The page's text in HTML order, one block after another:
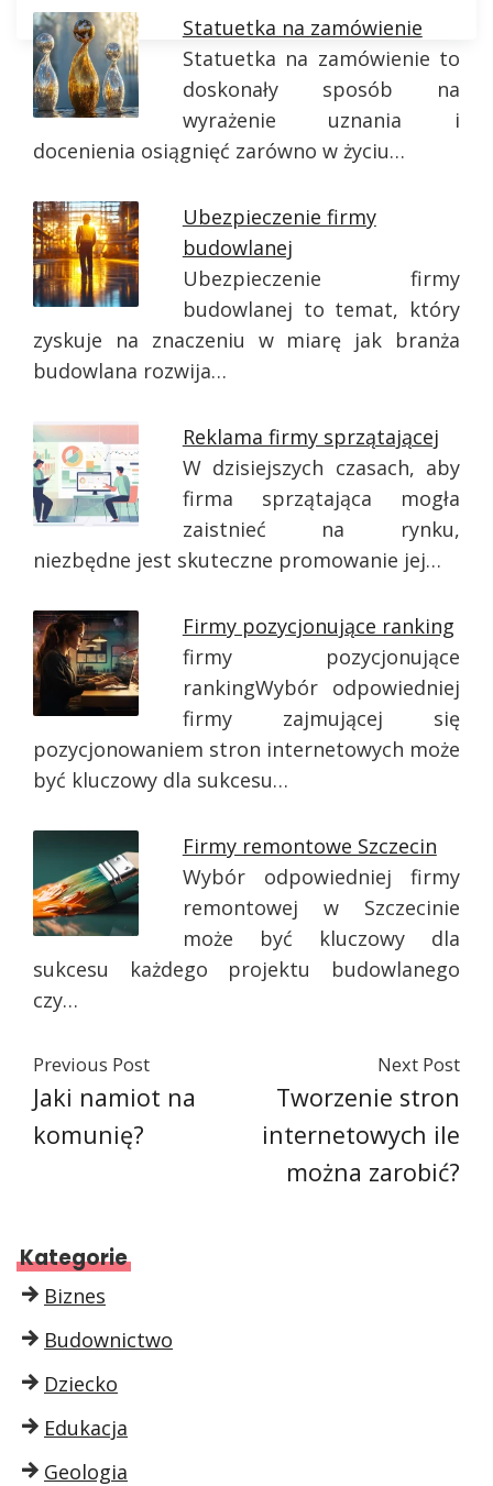
Statuetka na zamówienie
Statuetka na zamówienie to
doskonały sposób na
wyrażenie uznania i
docenienia osiągnięć zarówno w życiu…
Ubezpieczenie firmy
budowlanej
Ubezpieczenie firmy
budowlanej to temat, który
zyskuje na znaczeniu w miarę jak branża
budowlana rozwija…
Reklama firmy sprzątającej
W dzisiejszych czasach, aby
firma sprzątająca mogła
zaistnieć na rynku,
niezbędne jest skuteczne promowanie jej…
Firmy pozycjonujące ranking
firmy pozycjonujące
rankingWybór odpowiedniej
firmy zajmującej się
pozycjonowaniem stron internetowych może
być kluczowy dla sukcesu…
Firmy remontowe Szczecin
Wybór odpowiedniej firmy
remontowej w Szczecinie
może być kluczowy dla
sukcesu każdego projektu budowlanego
czy…
Previous Post
Jaki namiot na
komunię?
Next Post
Tworzenie stron
internetowych ile
można zarobić?
Kategorie
Biznes
Budownictwo
Dziecko
Edukacja
Geologia